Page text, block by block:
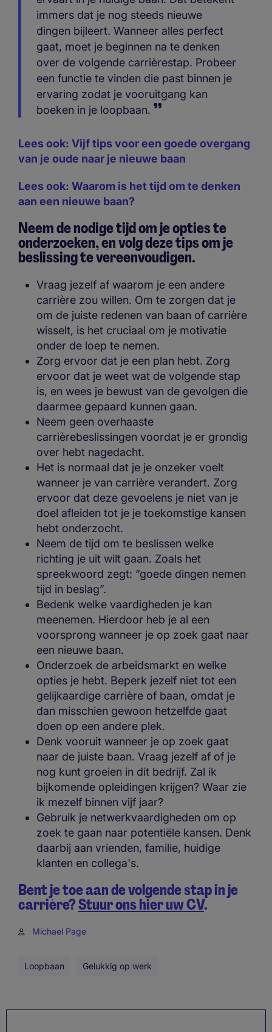
immers dat je nog steeds nieuwe
dingen bijleert. Wanneer alles perfect
gaat, moet je beginnen na te denken
over de volgende carrièrestap. Probeer
een functie te vinden die past binnen je
ervaring zodat je vooruitgang kan
boeken in je loopbaan.
Lees ook: Vijf tips voor een goede overgang
van je oude naar je nieuwe baan
Lees ook: Waarom is het tijd om te denken
aan een nieuwe baan?
Neem de nodige tijd om je opties te
onderzoeken, en volg deze tips om je
beslissing te vereenvoudigen.
Vraag jezelf af waarom je een andere
carrière zou willen. Om te zorgen dat je
om de juiste redenen van baan of carrière
wisselt, is het cruciaal om je motivatie
onder de loep te nemen.
Zorg ervoor dat je een plan hebt. Zorg
ervoor dat je weet wat de volgende stap
is, en wees je bewust van de gevolgen die
daarmee gepaard kunnen gaan.
Neem geen overhaaste
carrièrebeslissingen voordat je er grondig
over hebt nagedacht.
Het is normaal dat je je onzeker voelt
wanneer je van carrière verandert. Zorg
ervoor dat deze gevoelens je niet van je
doel afleiden tot je je toekomstige kansen
hebt onderzocht.
Neem de tijd om te beslissen welke
richting je uit wilt gaan. Zoals het
spreekwoord zegt: “goede dingen nemen
tijd in beslag”.
Bedenk welke vaardigheden je kan
meenemen. Hierdoor heb je al een
voorsprong wanneer je op zoek gaat naar
een nieuwe baan.
Onderzoek de arbeidsmarkt en welke
opties je hebt. Beperk jezelf niet tot een
gelijkaardige carrière of baan, omdat je
dan misschien gewoon hetzelfde gaat
doen op een andere plek.
Denk vooruit wanneer je op zoek gaat
naar de juiste baan. Vraag jezelf af of je
nog kunt groeien in dit bedrijf. Zal ik
bijkomende opleidingen krijgen? Waar zie
ik mezelf binnen vijf jaar?
Gebruik je netwerkvaardigheden om op
zoek te gaan naar potentiële kansen. Denk
daarbij aan vrienden, familie, huidige
klanten en collega's.
Bent je toe aan de volgende stap in je
carrière?Stuur ons hier uw CV.
Michael Page
Loopbaan Gelukkig op werk